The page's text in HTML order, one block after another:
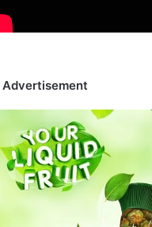
Advertisement